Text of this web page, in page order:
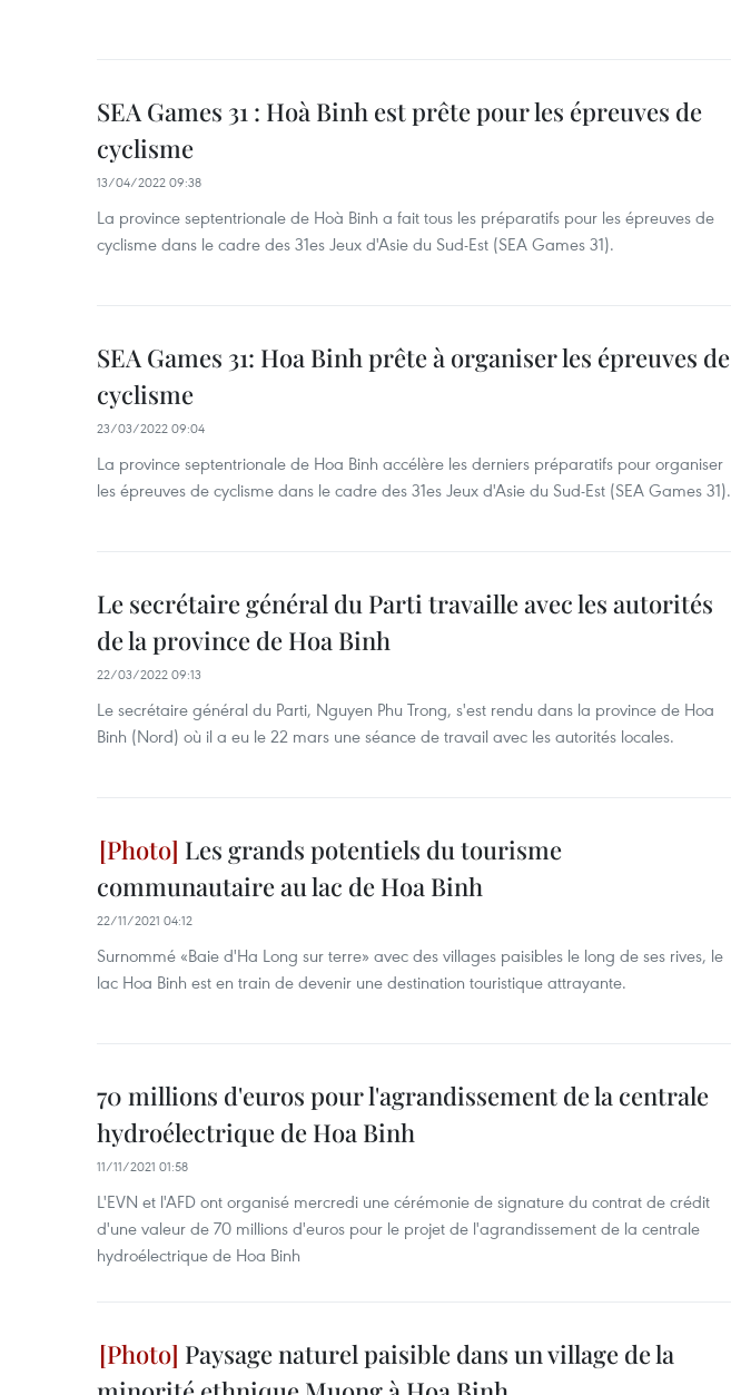
SEA Games 31 : Hoà Binh est prête pour les épreuves de
cyclisme
13/04/2022 09:38
La province septentrionale de Hoà Binh a fait tous les préparatifs pour les épreuves de
cyclisme dans le cadre des 31es Jeux d'Asie du Sud-Est (SEA Games 31).
SEA Games 31: Hoa Binh prête à organiser les épreuves de
cyclisme
23/03/2022 09:04
La province septentrionale de Hoa Binh accélère les derniers préparatifs pour organiser
les épreuves de cyclisme dans le cadre des 31es Jeux d'Asie du Sud-Est (SEA Games 31).
Le secrétaire général du Parti travaille avec les autorités
de la province de Hoa Binh
22/03/2022 09:13
Le secrétaire général du Parti, Nguyen Phu Trong, s'est rendu dans la province de Hoa
Binh (Nord) où il a eu le 22 mars une séance de travail avec les autorités locales.
Les grands potentiels du tourisme
communautaire au lac de Hoa Binh
22/11/2021 04:12
Surnommé «Baie d'Ha Long sur terre» avec des villages paisibles le long de ses rives, le
lac Hoa Binh est en train de devenir une destination touristique attrayante.
70 millions d'euros pour l'agrandissement de la centrale
hydroélectrique de Hoa Binh
11/11/2021 01:58
L'EVN et l'AFD ont organisé mercredi une cérémonie de signature du contrat de crédit
d'une valeur de 70 millions d'euros pour le projet de l'agrandissement de la centrale
hydroélectrique de Hoa Binh
Paysage naturel paisible dans un village de la